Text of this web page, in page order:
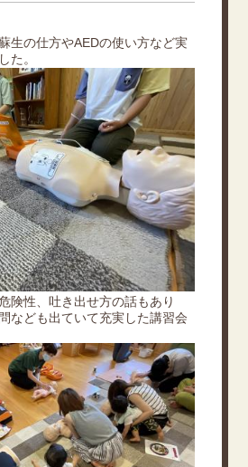
生の仕方やAEDの使い方など実
た。
険性、吐き出せ方の話もあり
なども出ていて充実した講習会